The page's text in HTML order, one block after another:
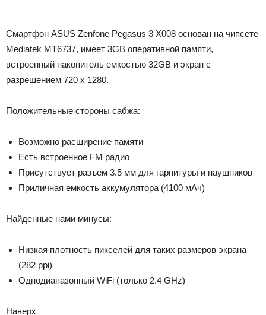
Смартфон ASUS Zenfone Pegasus 3 X008 основан на чипсете
Mediatek MT6737, имеет 3GB оперативной памяти,
встроенный накопитель емкостью 32GB и экран с
разрешением 720 x 1280.
Положительные стороны сабжа:
Возможно расширение памяти
Есть встроенное FM радио
Присутствует разъем 3.5 мм для гарнитуры и наушников
Приличная емкость аккумулятора (4100 мАч)
Найденные нами минусы:
Низкая плотность пикселей для таких размеров экрана
(282 ppi)
Однодиапазонный WiFi (только 2.4 GHz)
Наверх